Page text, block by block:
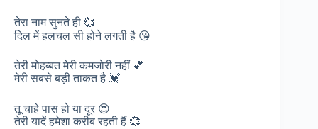
तेरा नाम सुनते ही 💞
दिल में हलचल सी होने लगती है 😘
तेरी मोहब्बत मेरी कमजोरी नहीं 💕
मेरी सबसे बड़ी ताकत है 💓
तू चाहे पास हो या दूर 😍
तेरी यादें हमेशा करीब रहती हैं 💞